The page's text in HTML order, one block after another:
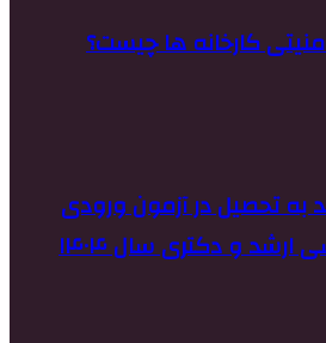
کارخانه ها چیست؟
به تحصیل در آزمون ورودی
مقاطع کارشناسی ارشد و دکتری سال ۱۴۰۴